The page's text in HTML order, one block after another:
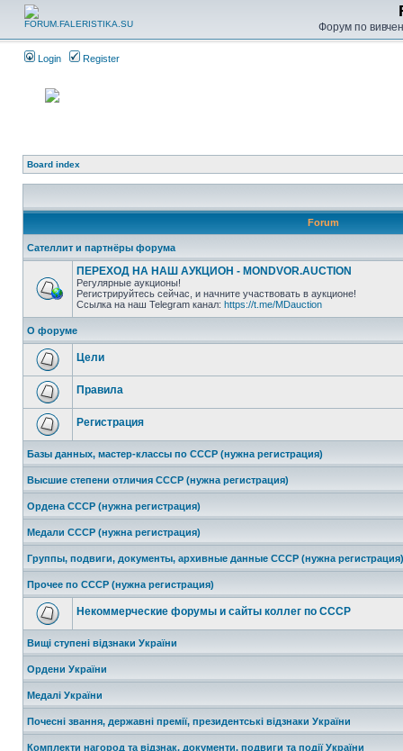
Форум по
Login Register
Board index
Forum
Сателлит и партнёры форума
ПЕРЕХОД НА НАШ АУКЦИОН - MONDVOR.AUCTION
Регулярные аукционы!
Регистрируйтесь сейчас, и начните участвовать в аукционе!
Ссылка на наш Telegram канал: https://t.me/MDauction
О форуме
Цели
Правила
Регистрация
Базы данных, мастер-классы по СССР (нужна регистрация)
Высшие степени отличия СССР (нужна регистрация)
Ордена СССР (нужна регистрация)
Медали СССР (нужна регистрация)
Группы, подвиги, документы, архивные данные СССР (нужна регистрация)
Прочее по СССР (нужна регистрация)
Некоммерческие форумы и сайты коллег по СССР
Вищі ступені відзнаки України
Ордени України
Медалі України
Почесні звання, державні премії, президентські відзнаки України
Комплекти нагород та відзнак, документи, подвиги та події України